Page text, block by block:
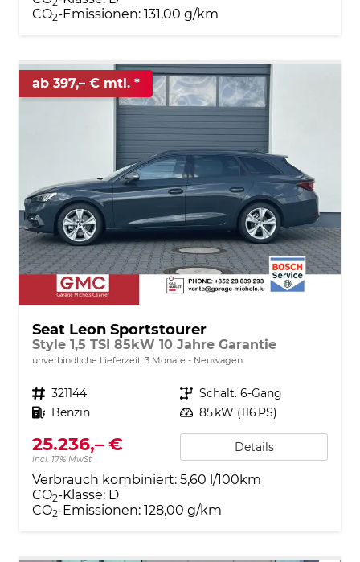
CO2-Emissionen: 131,00 g/km
ab 397,– € mtl.
Seat Leon Sportstourer
Style 1,5 TSI 85kW 10 Jahre Garantie
unverbindliche Lieferzeit: 3 Monate Neuwagen
Fahrzeugnr. 321144 Getriebe Schalt. 6-Gang
Kraftstoff Benzin Leistung 85 kW (116 PS)
25.236,– €
incl. 17% MwSt.
Details
Verbrauch kombiniert: 5,60 l/100km
CO2-Klasse: D
CO2-Emissionen: 128,00 g/km